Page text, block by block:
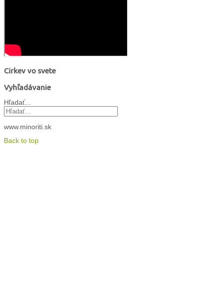
Cirkev vo svete
Vyhľadávanie
Hľadať...
www.minoriti.sk
Back to top